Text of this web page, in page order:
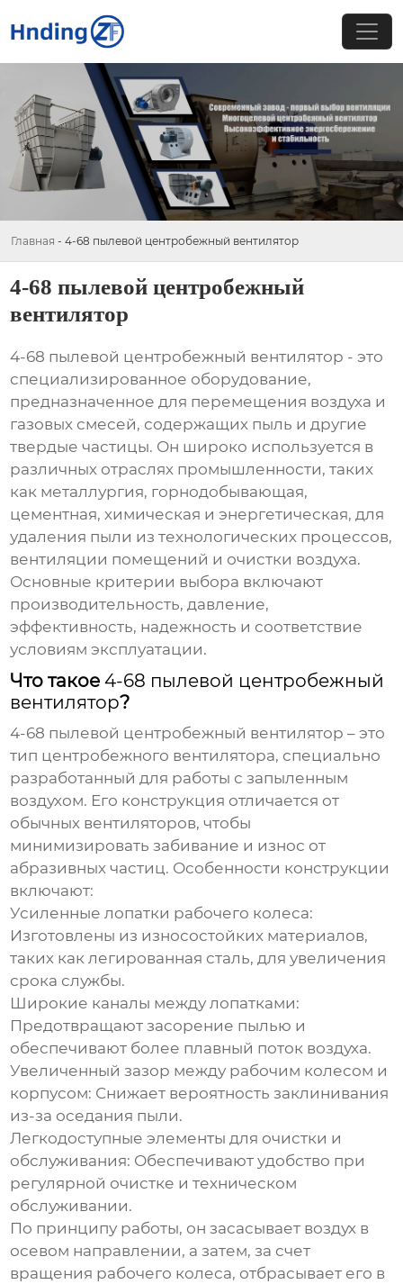
Главная - 4-68 пылевой центробежный вентилятор
4-68 пылевой центробежный
вентилятор
4-68 пылевой центробежный вентилятор - это
специализированное оборудование,
предназначенное для перемещения воздуха и
газовых смесей, содержащих пыль и другие
твердые частицы. Он широко используется в
различных отраслях промышленности, таких
как металлургия, горнодобывающая,
цементная, химическая и энергетическая, для
удаления пыли из технологических процессов,
вентиляции помещений и очистки воздуха.
Основные критерии выбора включают
производительность, давление,
эффективность, надежность и соответствие
условиям эксплуатации.
Что такое4-68 пылевой центробежный
вентилятор?
4-68 пылевой центробежный вентилятор – это
тип центробежного вентилятора, специально
разработанный для работы с запыленным
воздухом. Его конструкция отличается от
обычных вентиляторов, чтобы
минимизировать забивание и износ от
абразивных частиц. Особенности конструкции
включают:
Усиленные лопатки рабочего колеса:
Изготовлены из износостойких материалов,
таких как легированная сталь, для увеличения
срока службы.
Широкие каналы между лопатками:
Предотвращают засорение пылью и
обеспечивают более плавный поток воздуха.
Увеличенный зазор между рабочим колесом и
корпусом: Снижает вероятность заклинивания
из-за оседания пыли.
Легкодоступные элементы для очистки и
обслуживания: Обеспечивают удобство при
регулярной очистке и техническом
обслуживании.
По принципу работы, он засасывает воздух в
осевом направлении, а затем, за счет
вращения рабочего колеса, отбрасывает его в